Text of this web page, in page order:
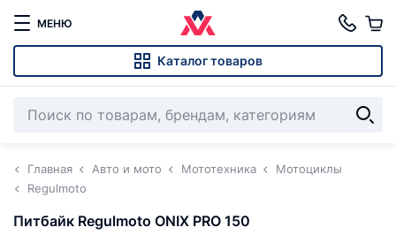
МЕНЮ
Каталог товаров
Главная Авто и мото Мототехника
Мотоциклы
Regulmoto
Питбайк Regulmoto ONIX PRO 150